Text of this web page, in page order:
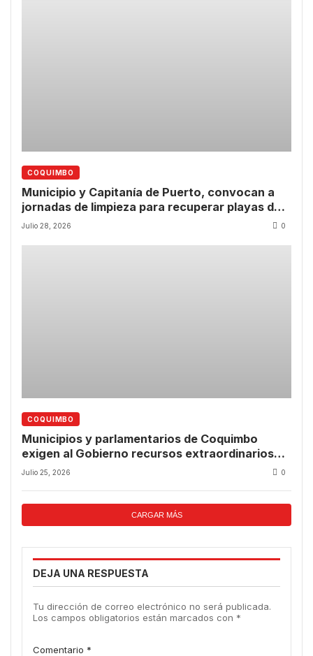
COQUIMBO
Municipio y Capitanía de Puerto, convocan a
jornadas de limpieza para recuperar playas de
Guanaqueros y Tongoy
Julio 28, 2026 0
COQUIMBO
Municipios y parlamentarios de Coquimbo
exigen al Gobierno recursos extraordinarios
para iniciar la reconstrucción tras emergencia
Julio 25, 2026 0
CARGAR MÁS
DEJA UNA RESPUESTA
Tu dirección de correo electrónico no será publicada.
Los campos obligatorios están marcados con *
Comentario *